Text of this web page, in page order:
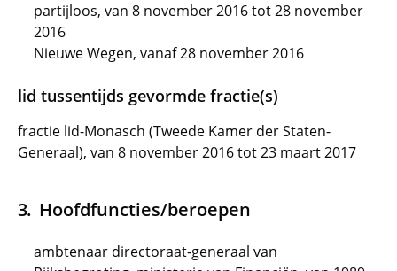
partijloos, van 8 november 2016 tot 28 november
2016
Nieuwe Wegen, vanaf 28 november 2016
lid tussentijds gevormde fractie(s)
fractie lid-Monasch (Tweede Kamer der Staten-
Generaal), van 8 november 2016 tot 23 maart 2017
Hoofdfuncties/beroepen
ambtenaar directoraat-generaal van